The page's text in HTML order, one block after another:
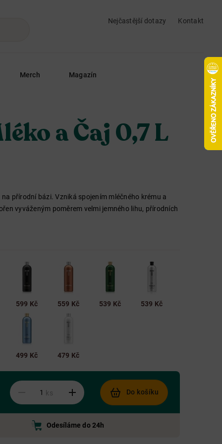
Nejčastější dotazy Kontakt
Merch Magazín
a Čaj 0,7 L
přírodní bázi. Vzniká spojením mléčného krému a
vyváženým poměrem velmi jemného lihu, přírodních
599 Kč 559 Kč 539 Kč 539 Kč
499 Kč 479 Kč
ks Do košíku
Odesíláme do 24h